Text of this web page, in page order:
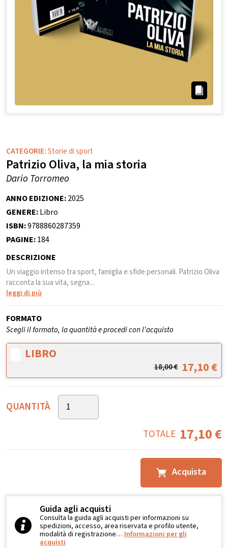
CATEGORIE:Storie di sport
Patrizio Oliva, la mia storia
Dario Torromeo
ANNO EDIZIONE:2025
GENERE:Libro
ISBN:9788860287359
PAGINE:184
DESCRIZIONE
Un viaggio intenso tra sport, famiglia e sfide personali. Patrizio Oliva
racconta la sua vita, segna...
leggi di più
FORMATO
Scegli il formato, la quantità e procedi con l'acquisto
LIBRO
18,00€ 17,10€
QUANTITÀ
TOTALE 17,10€
Acquista
Guida agli acquisti
Consulta la guida agli acquisti per informazioni su
spedizioni, accesso, area riservata e profilo utente,
modalità di registrazione… Informazioni per gli
acquisti